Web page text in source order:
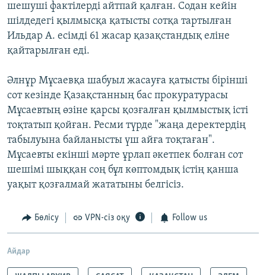
шешуші фактілерді айтпай қалған. Содан кейін
шілдедегі қылмысқа қатысты сотқа тартылған
Ильдар А. есімді 61 жасар қазақстандық еліне
қайтарылған еді.
Әлнұр Мұсаевқа шабуыл жасауға қатысты бірінші
сот кезінде Қазақстанның бас прокуратурасы
Мұсаевтың өзіне қарсы қозғалған қылмыстық істі
тоқтатып қойған. Ресми түрде "жаңа деректердің
табылуына байланысты үш айға тоқтаған".
Мұсаевты екінші мәрте ұрлап әкетпек болған сот
шешімі шыққан соң бұл көптомдық істің қанша
уақыт қозғалмай жататыны белгісіз.
Бөлісу VPN-сіз оқу Follow us
Айдар